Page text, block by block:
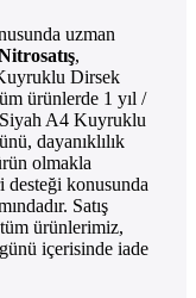
uzman
,
Dirsek
ürünlerde 1 yıl /
Siyah A4 Kuyruklu
dayanıklılık
olmakla
desteği konusunda
Satış
tüm ürünlerimiz,
içerisinde iade